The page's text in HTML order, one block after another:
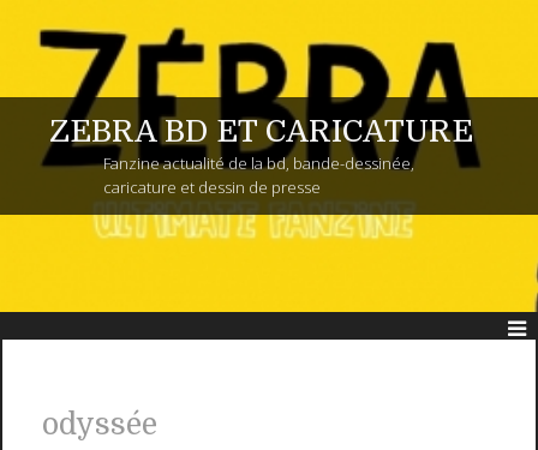
ZEBRA BD ET CARICATURE
Fanzine actualité de la bd, bande-dessinée,
caricature et dessin de presse
odyssée